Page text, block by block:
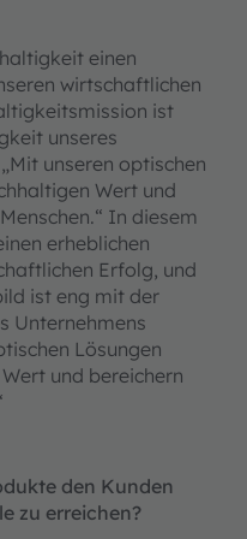
einen
wirtschaftlichen
ist
unseres
unseren optischen
Wert und
In diesem
erheblichen
Erfolg, und
ist eng mit der
Unternehmens
Lösungen
und bereichern
den Kunden
zu erreichen?